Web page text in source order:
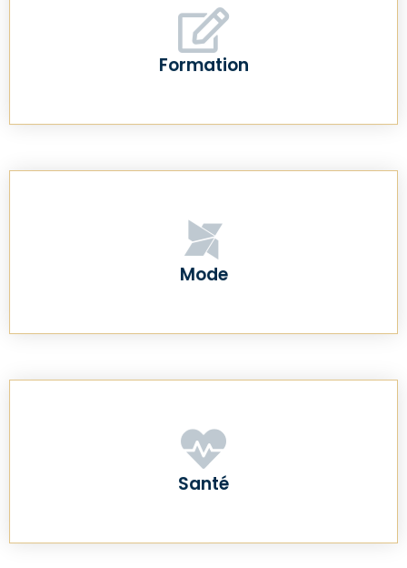
Formation
Mode
Santé